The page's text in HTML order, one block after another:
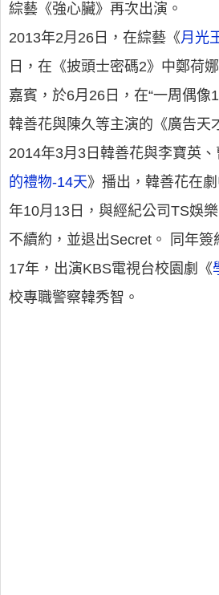
綜藝《強心臟》再次出演。
2013年2月26日，在綜藝《月光
日，在《披頭士密碼2》中鄭荷
嘉賓，於6月26日，在“一周偶像
韓善花與陳久等主演的《廣告天
2014年3月3日韓善花與李寶英
的禮物-14天》播出，韓善花在
年10月13日，與經紀公司TS娛
不續約，並退出Secret。 同年
17年，出演KBS電視台校園劇《
校專職警察韓秀智。